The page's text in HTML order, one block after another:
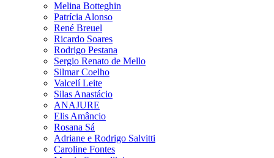
Melina Botteghin
Patrícia Alonso
René Breuel
Ricardo Soares
Rodrigo Pestana
Sergio Renato de Mello
Silmar Coelho
Valcelí Leite
Silas Anastácio
ANAJURE
Elis Amâncio
Rosana Sá
Adriane e Rodrigo Salvitti
Caroline Fontes